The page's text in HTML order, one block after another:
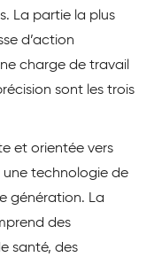
La partie la plus
d’action
charge de travail
sont les trois
et orientée vers
une technologie de
génération. La
des
santé, des